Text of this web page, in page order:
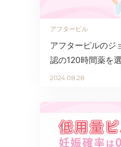
アフターピル
アフターピルのジ
認の120時間薬を
2024.08.28